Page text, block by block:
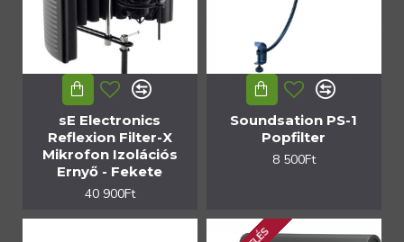
sE Electronics
Reflexion Filter-X
Mikrofon Izolációs
Ernyő - Fekete
40 900Ft
Soundsation PS-1
Popfilter
8 500Ft